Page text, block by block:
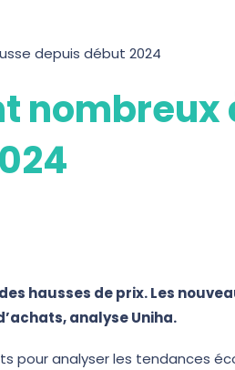
depuis début 2024
nombreux
hausses de prix. Les
analyse Uniha.
pour analyser les tendances